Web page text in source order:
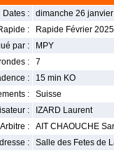
Dates :
dimanche 26
:
Rapide Février 2025
par :
MPY
:
7
:
15 min KO
:
Suisse
:
IZARD Laurent
Arbitre :
AIT CHAOUCHE
:
Salle des Fetes de